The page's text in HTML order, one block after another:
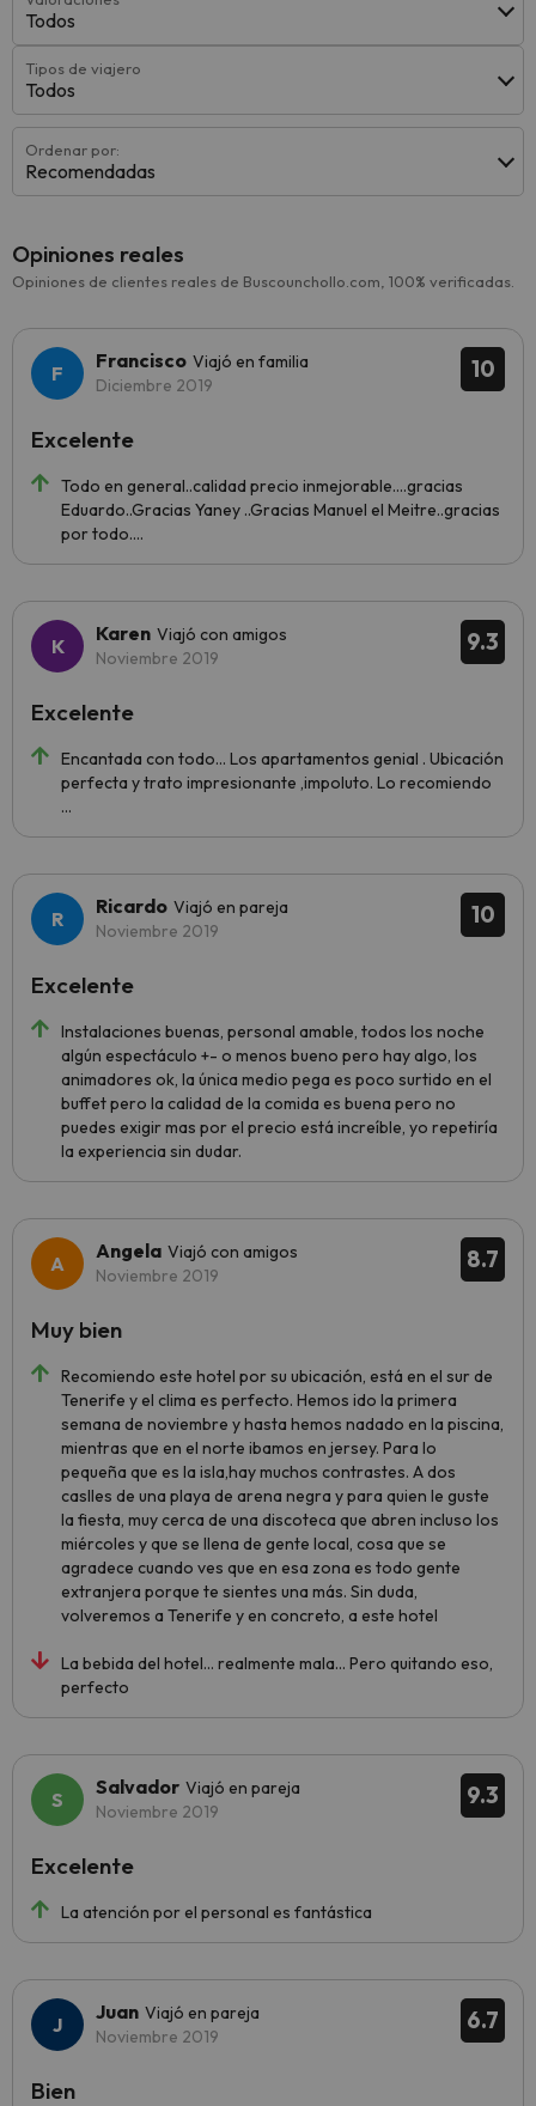
Todos
Tipos de viajero
Todos
Ordenar por:
Recomendadas
Opiniones reales
Opiniones de clientes reales de Buscounchollo.com, 100% verificadas.
10
Francisco Viajó en familia
Diciembre 2019
Todo en general..calidad precio inmejorable....gracias
Eduardo..Gracias Yaney ..Gracias Manuel el Meitre..gracias
por todo....
Excelente
9.3
Karen Viajó con amigos
Noviembre 2019
Encantada con todo... Los apartamentos genial . Ubicación
perfecta y trato impresionante ,impoluto. Lo recomiendo
...
Excelente
10
Ricardo Viajó en pareja
Noviembre 2019
Instalaciones buenas, personal amable, todos los noche
algún espectáculo +- o menos bueno pero hay algo, los
animadores ok, la única medio pega es poco surtido en el
buffet pero la calidad de la comida es buena pero no
puedes exigir mas por el precio está increíble, yo repetiría
la experiencia sin dudar.
Excelente
8.7
Angela Viajó con amigos
Noviembre 2019
Recomiendo este hotel por su ubicación, está en el sur de
Tenerife y el clima es perfecto. Hemos ido la primera
semana de noviembre y hasta hemos nadado en la piscina,
mientras que en el norte ibamos en jersey. Para lo
pequeña que es la isla,hay muchos contrastes. A dos
caslles de una playa de arena negra y para quien le guste
la fiesta, muy cerca de una discoteca que abren incluso los
miércoles y que se llena de gente local, cosa que se
agradece cuando ves que en esa zona es todo gente
extranjera porque te sientes una más. Sin duda,
volveremos a Tenerife y en concreto, a este hotel
La bebida del hotel... realmente mala... Pero quitando eso,
perfecto
Muy bien
9.3
Salvador Viajó en pareja
Noviembre 2019
La atención por el personal es fantástica
Excelente
6.7
Juan Viajó en pareja
Noviembre 2019
Bien